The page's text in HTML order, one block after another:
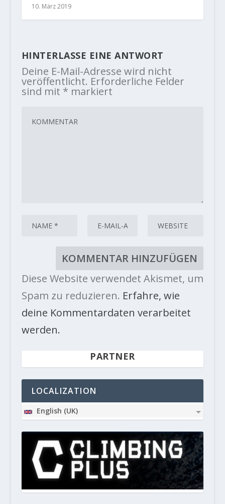
10. März 2019
HINTERLASSE EINE ANTWORT
Deine E-Mail-Adresse wird nicht
veröffentlicht. Erforderliche Felder
sind mit * markiert
Diese Website verwendet Akismet, um
Spam zu reduzieren. Erfahre, wie
deine Kommentardaten verarbeitet
werden.
PARTNER
LOCALIZATION
English (UK)